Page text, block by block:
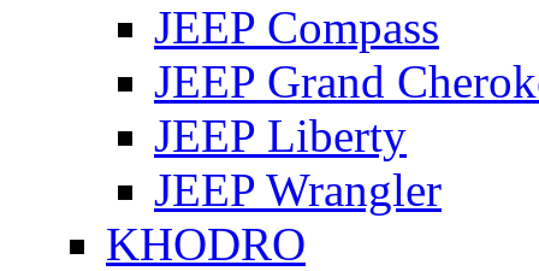
JEEP Compass
JEEP Grand
JEEP Liberty
JEEP Wrangler
KHODRO